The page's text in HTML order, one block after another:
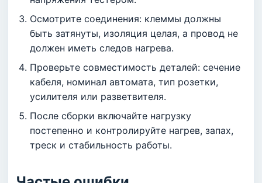
Осмотрите соединения: клеммы должны
быть затянуты, изоляция целая, а провод не
должен иметь следов нагрева.
Проверьте совместимость деталей: сечение
кабеля, номинал автомата, тип розетки,
усилителя или разветвителя.
После сборки включайте нагрузку
постепенно и контролируйте нагрев, запах,
треск и стабильность работы.